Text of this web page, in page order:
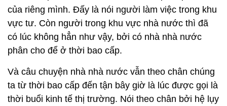
của riêng mình. Đấy là nói người làm việc trong khu
vực tư. Còn người trong khu vực nhà nước thì đã
có lúc không hẳn như vậy, bởi có nhà nhà nước
phân cho để ở thời bao cấp.
Và câu chuyện nhà nhà nước vẫn theo chân chúng
ta từ thời bao cấp đến tận bây giờ là lúc được gọi là
thời buổi kinh tế thị trường. Nói theo chân bởi hệ lụy